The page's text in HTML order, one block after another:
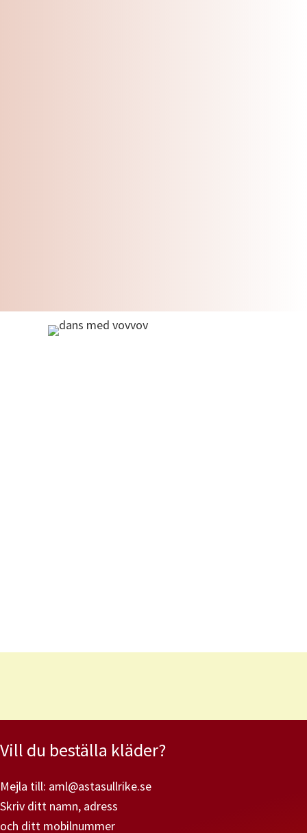
Vill du beställa kläder?
Mejla till: aml@astasullrike.se
Skriv ditt namn, adress
och ditt mobilnummer